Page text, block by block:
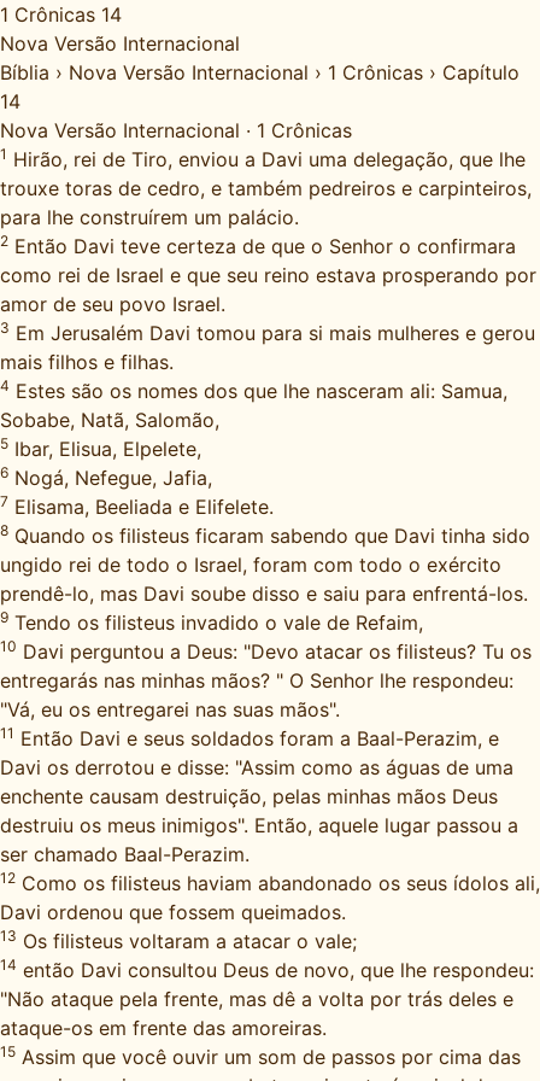
1 Crônicas 14
Nova Versão Internacional
Bíblia › Nova Versão Internacional › 1 Crônicas › Capítulo
14
Nova Versão Internacional · 1 Crônicas
1 Hirão, rei de Tiro, enviou a Davi uma delegação, que lhe
trouxe toras de cedro, e também pedreiros e carpinteiros,
para lhe construírem um palácio.
2 Então Davi teve certeza de que o Senhor o confirmara
como rei de Israel e que seu reino estava prosperando por
amor de seu povo Israel.
3 Em Jerusalém Davi tomou para si mais mulheres e gerou
mais filhos e filhas.
4 Estes são os nomes dos que lhe nasceram ali: Samua,
Sobabe, Natã, Salomão,
5 Ibar, Elisua, Elpelete,
6 Nogá, Nefegue, Jafia,
7 Elisama, Beeliada e Elifelete.
8 Quando os filisteus ficaram sabendo que Davi tinha sido
ungido rei de todo o Israel, foram com todo o exército
prendê-lo, mas Davi soube disso e saiu para enfrentá-los.
9 Tendo os filisteus invadido o vale de Refaim,
10 Davi perguntou a Deus: "Devo atacar os filisteus? Tu os
entregarás nas minhas mãos? " O Senhor lhe respondeu:
"Vá, eu os entregarei nas suas mãos".
11 Então Davi e seus soldados foram a Baal-Perazim, e
Davi os derrotou e disse: "Assim como as águas de uma
enchente causam destruição, pelas minhas mãos Deus
destruiu os meus inimigos". Então, aquele lugar passou a
ser chamado Baal-Perazim.
12 Como os filisteus haviam abandonado os seus ídolos ali,
Davi ordenou que fossem queimados.
13 Os filisteus voltaram a atacar o vale;
14 então Davi consultou Deus de novo, que lhe respondeu:
"Não ataque pela frente, mas dê a volta por trás deles e
ataque-os em frente das amoreiras.
15 Assim que você ouvir um som de passos por cima das